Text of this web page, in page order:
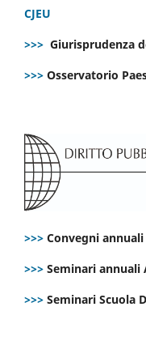
CJEU
>>> Giurisprudenza
>>> Osservatorio
>>> Convegni annuali
>>> Seminari annuali
>>> Seminari Scuola